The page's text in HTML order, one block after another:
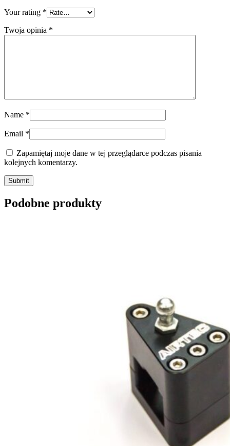
Your rating *
Twoja opinia *
Name *
Email *
Zapamiętaj moje dane w tej przeglądarce podczas pisania
kolejnych komentarzy.
Submit
Podobne produkty